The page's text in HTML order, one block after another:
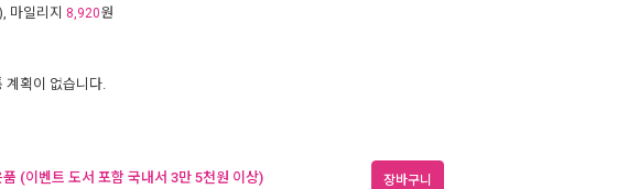
마일리지 8,920원
계획이 없습니다.
(이벤트 도서 포함 국내서 3만 5천원 이상) 장바구니